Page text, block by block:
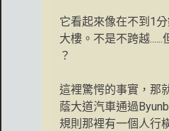
它看起來像在不到1
大樓。不是不跨越......
？
這裡驚愕的事實，那
蔭大道汽車通過
規則那裡有一個人行